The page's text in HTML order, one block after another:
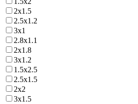
2х1.5
2.5х1.2
3х1
2.8х1.1
2х1.8
3х1.2
1.5х2.5
2.5х1.5
2х2
3х1.5